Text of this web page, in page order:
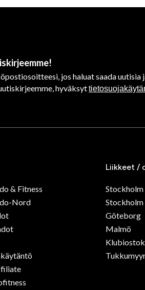
jos haluat saada
hyväksyt
& Fitness
Nord
Liikkeet /
Stockholm
Göteborg
Malmö